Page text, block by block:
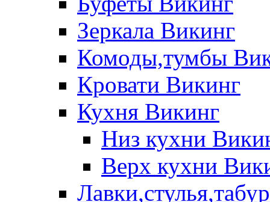
Зеркала Викинг
Комоды,тумбы
Кровати Викинг
Кухня Викинг
Низ кухни
Верх кухни